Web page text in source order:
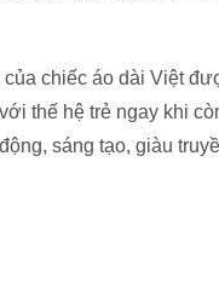
chiếc áo dài Việt
thế hệ trẻ ngay khi
sáng tạo, giàu